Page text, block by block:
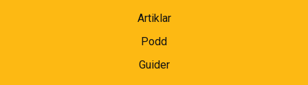
Artiklar
Podd
Guider